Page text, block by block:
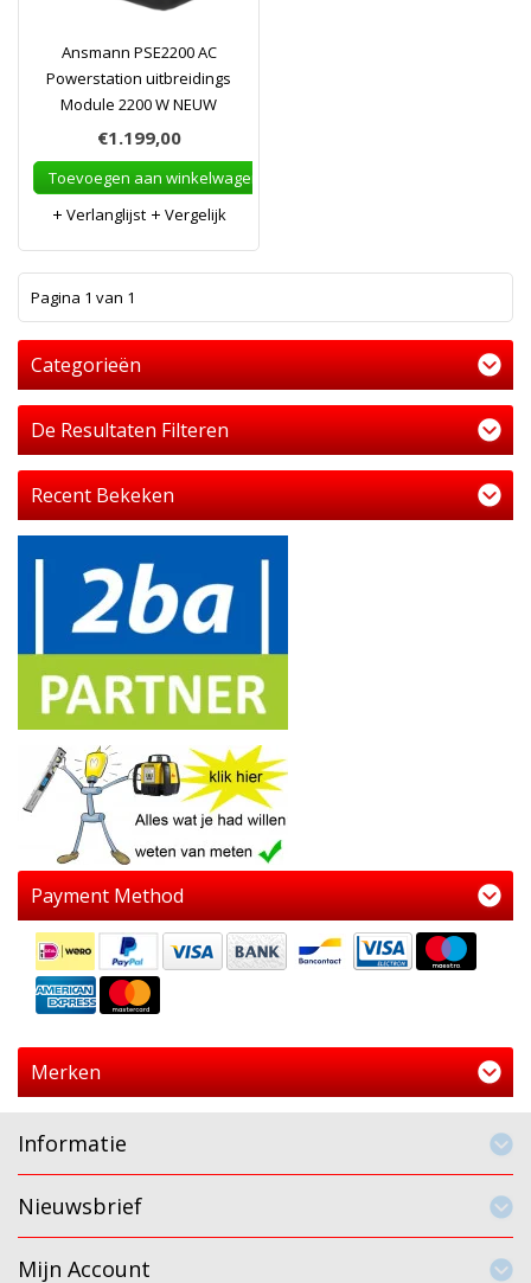
Ansmann PSE2200 AC
Powerstation uitbreidings
Module 2200 W NEUW
€1.199,00
Toevoegen aan winkelwagen
Verlanglijst
Vergelijk
Pagina 1 van 1
Categorieën
De Resultaten Filteren
Recent Bekeken
Payment Method
Merken
Informatie
Nieuwsbrief
Mijn Account